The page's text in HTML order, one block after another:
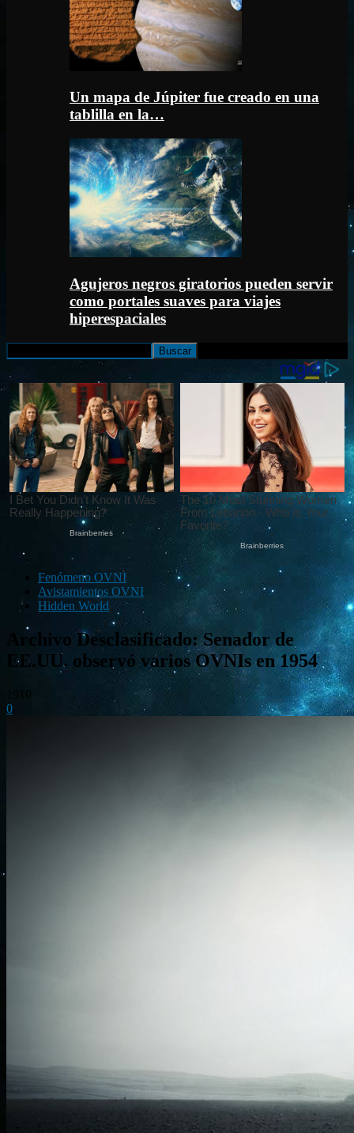
Un mapa de Júpiter fue creado en una
tablilla en la…
Agujeros negros giratorios pueden servir
como portales suaves para viajes
hiperespaciales
Fenómeno OVNI
Avistamientos OVNI
Hidden World
Archivo Desclasificado: Senador de
EE.UU. observó varios OVNIs en 1954
0